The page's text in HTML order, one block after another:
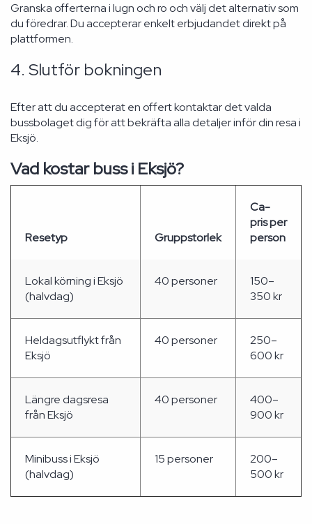
Granska offerterna i lugn och ro och välj det alternativ som
du föredrar. Du accepterar enkelt erbjudandet direkt på
plattformen.
4. Slutför bokningen
Efter att du accepterat en offert kontaktar det valda
bussbolaget dig för att bekräfta alla detaljer inför din resa i
Eksjö.
Vad kostar buss i Eksjö?
Resetyp Gruppstorlek
Ca-
pris per
person
Lokal körning i Eksjö
(halvdag)
40 personer
150–
350 kr
Heldagsutflykt från
Eksjö
40 personer
250–
600 kr
Längre dagsresa
från Eksjö
40 personer
400–
900 kr
Minibuss i Eksjö
(halvdag)
15 personer
200–
500 kr